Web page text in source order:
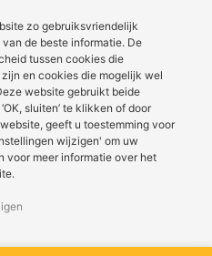
zo gebruiksvriendelijk
de beste informatie. De
tussen cookies die
en cookies die mogelijk wel
website gebruikt beide
sluiten’ te klikken of door
geeft u toestemming voor
wijzigen' om uw
voor meer informatie over het